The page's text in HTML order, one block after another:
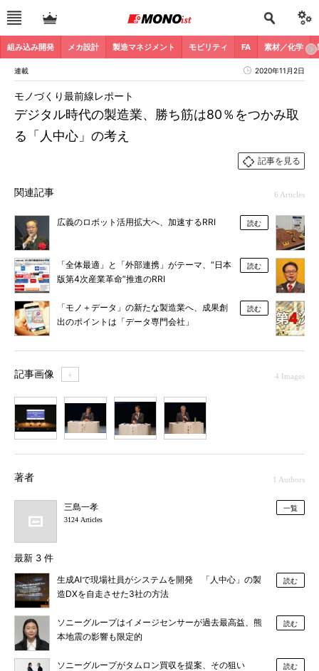
組み込み開発 メカ設計 製造マネジメント モビリティ FA 素材／化学
連載 2020年11月2日
デジタル時代の製造業、勝ち筋は80％をつかみ取
る「人中心」の考え
モノづくり最前線レポート
記事を見る
関連記事 6 Articles
広義のロボット活用拡大へ、加速するRRI 読む
「全体最適」と「外部連携」がテーマ、“日本
版第4次産業革命”推進のRRI
読む
「モノ＋データ」の新たな製造業へ、成果創
出のポイントは「データ専門会社」
読む
記事画像 ＋ 4 Images
著者 1 Authors
三島一孝
3124 Articles
一覧
最新 3 件
生成AIで現場社員がシステムを開発 「人中心」の製
造DXを自走させた3社の方法
読む
ソニーグループはイメージセンサーが過去最高益、熊
本地震の影響も限定的
読む
ソニーグループがタムロン買収を提案、その狙い
読む